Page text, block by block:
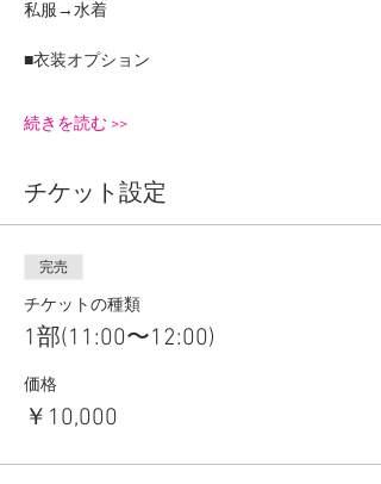
私服→水着
■衣装オプション
続きを読む >>
チケット設定
完売
チケットの種類
1部(11:00〜12:00)
価格
￥10,000